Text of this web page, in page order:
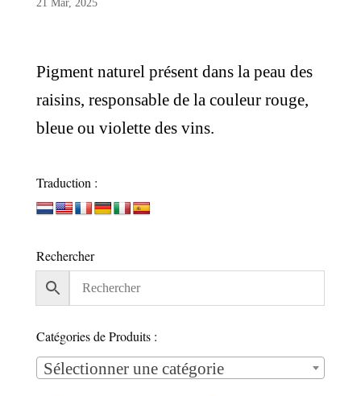
21 Mar, 2025
Pigment naturel présent dans la peau des
raisins, responsable de la couleur rouge,
bleue ou violette des vins.
Traduction :
Rechercher
Catégories de Produits :
Sélectionner une catégorie